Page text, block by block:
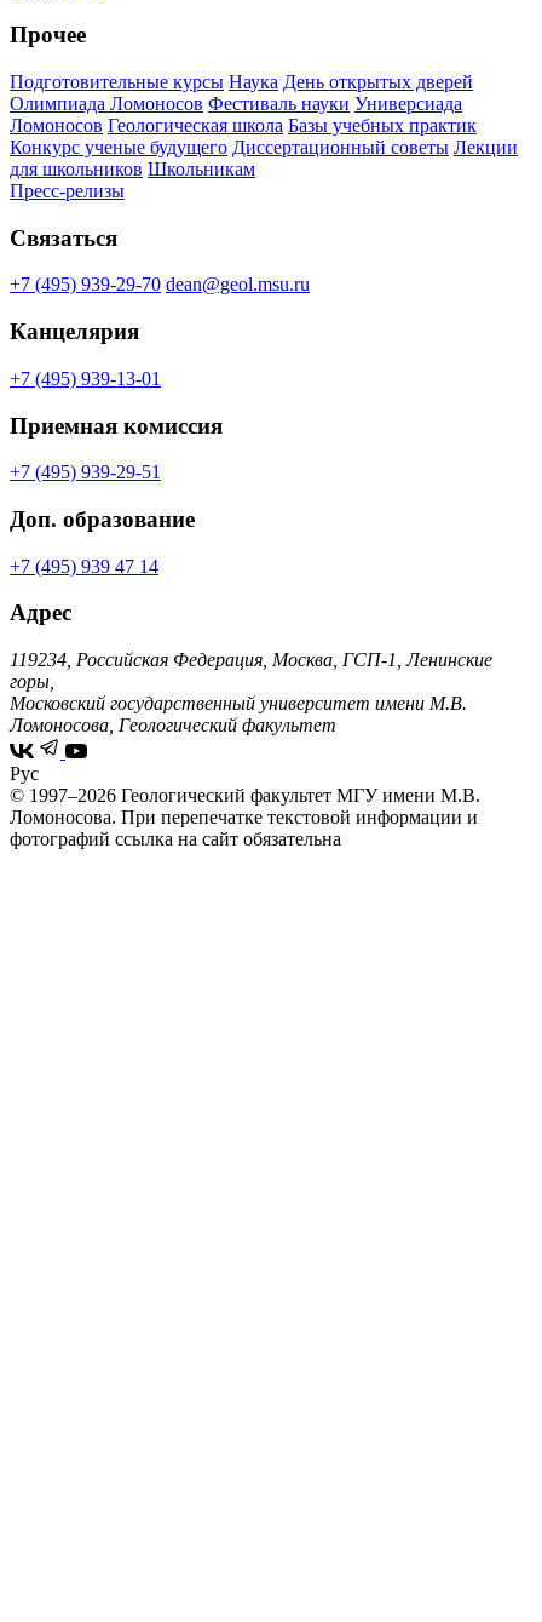
Прочее
Подготовительные курсы Наука День открытых дверей
Олимпиада Ломоносов Фестиваль науки Универсиада
Ломоносов Геологическая школа Базы учебных практик
Конкурс ученые будущего Диссертационный советы Лекции
для школьников Школьникам
Пресс-релизы
Связаться
+7 (495) 939-29-70 dean@geol.msu.ru
Канцелярия
+7 (495) 939-13-01
Приемная комиссия
+7 (495) 939-29-51
Доп. образование
+7 (495) 939 47 14
Адрес
119234, Российская Федерация, Москва, ГСП-1, Ленинские
горы,
Московский государственный университет имени М.В.
Ломоносова, Геологический факультет
Рус
© 1997–2026 Геологический факультет МГУ имени М.В.
Ломоносова. При перепечатке текстовой информации и
фотографий ссылка на сайт обязательна